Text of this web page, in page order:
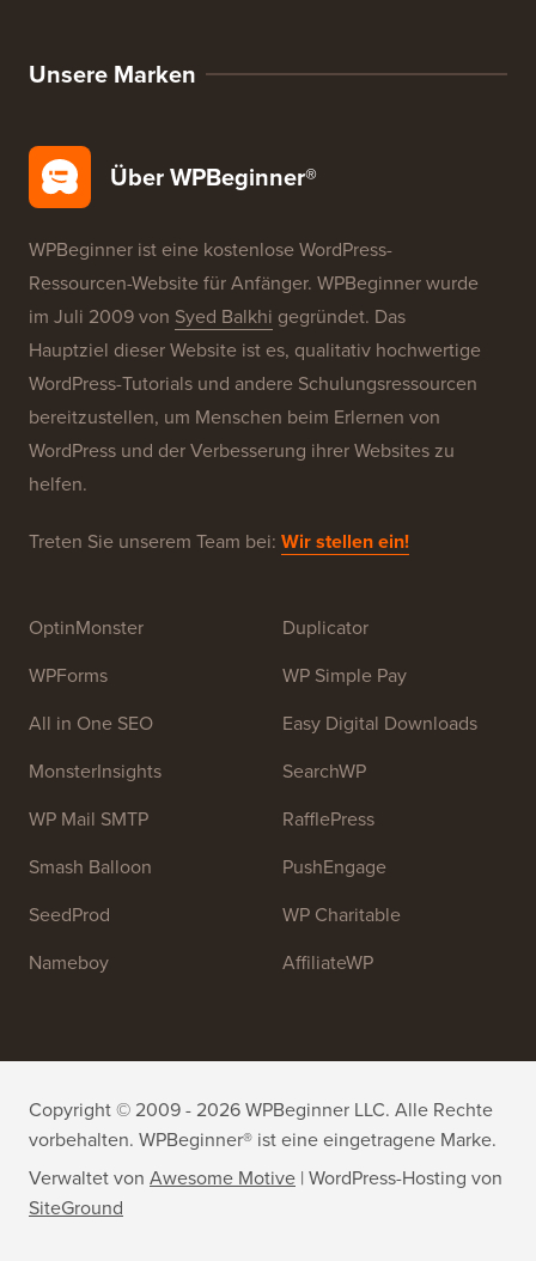
WordPress-SEO
Kostenlose Blog-Einrichtung
Unsere Marken
Über WPBeginner®
WPBeginner ist eine kostenlose WordPress-
Ressourcen-Website für Anfänger. WPBeginner wurde
Hauptziel dieser Website ist es, qualitativ hochwertige
WordPress und der Verbesserung ihrer Websites zu
helfen.
Treten Sie unserem Team bei: Wir stellen ein!
OptinMonster
WPForms
All in One SEO
WP Mail SMTP
Smash Balloon
SeedProd
Nameboy
Duplicator
WP Simple Pay
Easy Digital Downloads
RafflePress
PushEngage
WP Charitable